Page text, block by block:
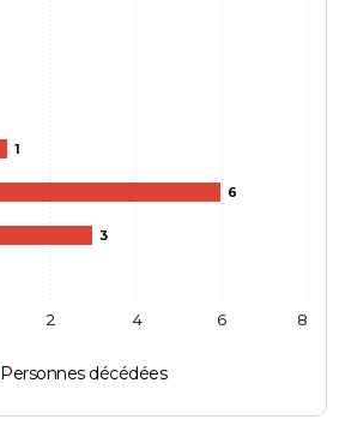
1
6
3
Personnes décédées
2 4 6 8